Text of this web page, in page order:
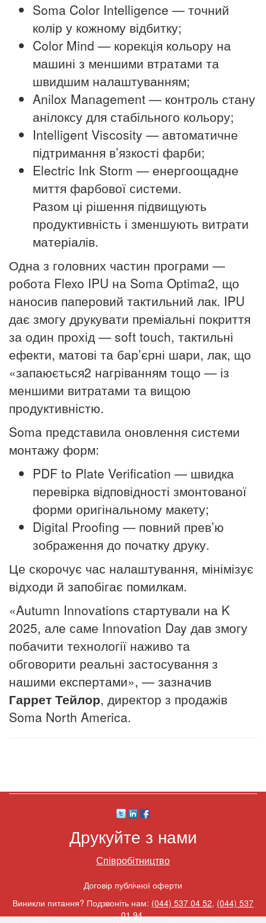
Soma Color Intelligence — точний
колір у кожному відбитку;
Color Mind — корекція кольору на
машині з меншими втратами та
швидшим налаштуванням;
Anilox Management — контроль стану
анілоксу для стабільного кольору;
Intelligent Viscosity — автоматичне
підтримання в’язкості фарби;
Electric Ink Storm — енергоощадне
миття фарбової системи.
Разом ці рішення підвищують
продуктивність і зменшують витрати
матеріалів.
Одна з головних частин програми —
робота Flexo IPU на Soma Optima2, що
наносив паперовий тактильний лак. IPU
дає змогу друкувати преміальні покриття
за один прохід — soft touch, тактильні
ефекти, матові та бар’єрні шари, лак, що
«запаюється2 нагріванням тощо — із
меншими витратами та вищою
продуктивністю.
Soma представила оновлення системи
монтажу форм:
PDF to Plate Verification — швидка
перевірка відповідності змонтованої
форми оригінальному макету;
Digital Proofing — повний прев’ю
зображення до початку друку.
Це скорочує час налаштування, мінімізує
відходи й запобігає помилкам.
«Autumn Innovations стартували на K
2025, але саме Innovation Day дав змогу
побачити технології наживо та
обговорити реальні застосування з
нашими експертами», — зазначив
Гаррет Тейлор, директор з продажів
Soma North America.
Друкуйте з нами
Співробітництво
Договір публічної оферти
Виникли питання? Подзвоніть нам: (044) 537 04 52, (044) 537
01 94.